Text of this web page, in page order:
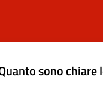
sono